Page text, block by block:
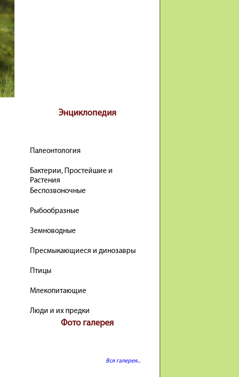
Энциклопедия
Палеонтология
Бактерии, Простейшие и
Растения
Беспозвоночные
Рыбообразные
Земноводные
Пресмыкающиеся и динозавры
Птицы
Млекопитающие
Люди и их предки
Фото галерея
Вся галерея...